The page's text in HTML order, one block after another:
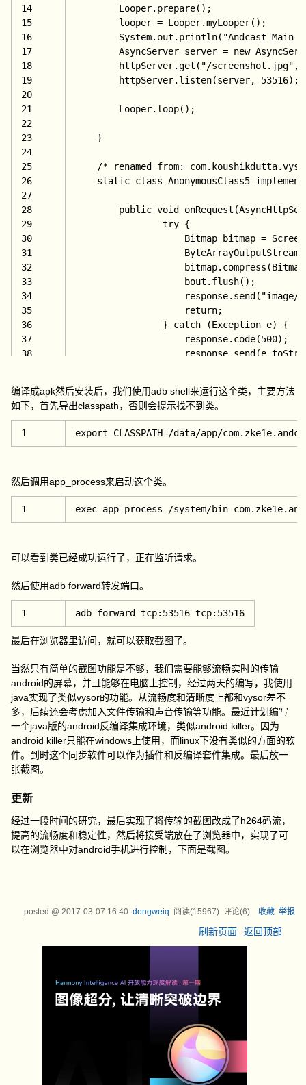
14
15
16
17
18
19
20
21
22
23
24
25
26
27
28
29
30
31
32
33
34
35
36
37
38
41
42
        Looper.prepare();
        looper = Looper.myLooper();
        System.out.println(
"Andcast Main
        AsyncServer server =
new
        httpServer.get(
"/screenshot.jpg",
        httpServer.listen(server,
53516);
        Looper.loop();
    }
/* renamed from:
static class AnonymousClass5
public void onRequest
try {
Bitmap bitmap =
                    bout.flush();
                    response.send(
return;
                }
catch (Exception e) {
                    response.code(
500);
        }
    }
编译成apk然后安装后，我们使用adb shell来运行这个类，主要方法
如下，首先导出classpath，否则会提示找不到类。
1 export CLASSPATH=/data/app/
然后调用app_process来启动这个类。
1 exec app_process /system/bin
可以看到类已经成功运行了，正在监听请求。
然后使用adb forward转发端口。
1 adb forward tcp:53516 tcp:53516
最后在浏览器里访问，就可以获取截图了。
当然只有简单的截图功能是不够，我们需要能够流畅实时的传输
android的屏幕，并且能够在电脑上控制，经过两天的编写，我使用
java实现了类似vysor的功能。从流畅度和清晰度上都和vysor差不
多，后续还会考虑加入文件传输和声音传输等功能。最近计划编写
一个java版的android反编译集成环境，类似android killer。因为
android killer只能在windows上使用，而linux下没有类似的方面的软
件。到时这个同步软件可以作为插件和反编译套件集成。最后放一
张截图。
更新
经过一段时间的研究，最后实现了将传输的截图改成了h264码流，
提高的流畅度和稳定性，然后将接受端放在了浏览器中，实现了可
以在浏览器中对android手机进行控制，下面是截图。
posted @ 2017-03-07 16:40 dongweiq 阅读(15967) 评论(6) 收藏 举报
刷新页面 返回顶部